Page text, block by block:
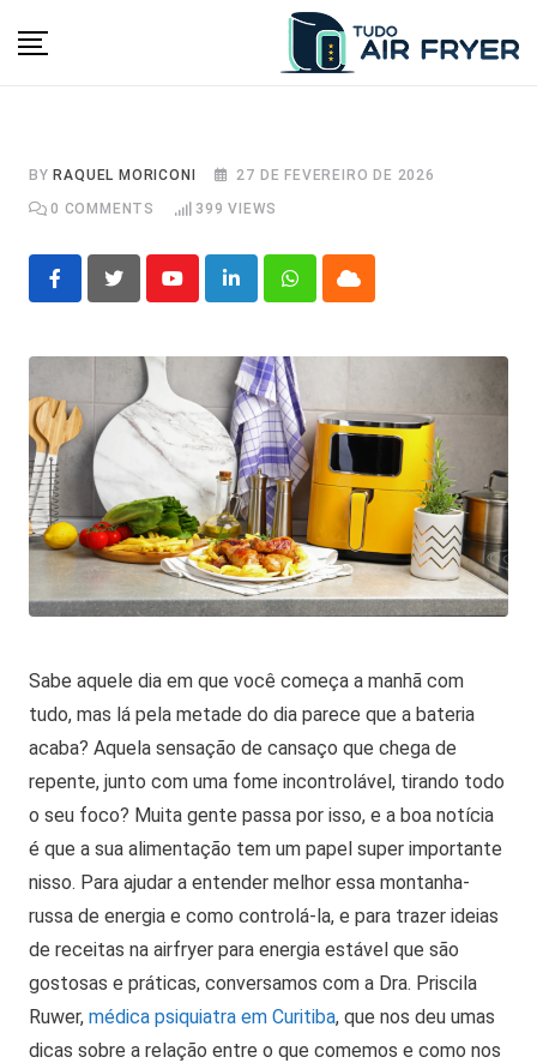
BY RAQUEL MORICONI
27 DE FEVEREIRO DE 2026
0 COMMENTS 399 VIEWS
YoutubeLinkedInWhatsappCloud
Sabe aquele dia em que você começa a manhã com
tudo, mas lá pela metade do dia parece que a bateria
acaba? Aquela sensação de cansaço que chega de
repente, junto com uma fome incontrolável, tirando todo
o seu foco? Muita gente passa por isso, e a boa notícia
é que a sua alimentação tem um papel super importante
nisso. Para ajudar a entender melhor essa montanha-
russa de energia e como controlá-la, e para trazer ideias
de receitas na airfryer para energia estável que são
gostosas e práticas, conversamos com a Dra. Priscila
Ruwer, médica psiquiatra em Curitiba, que nos deu umas
dicas sobre a relação entre o que comemos e como nos